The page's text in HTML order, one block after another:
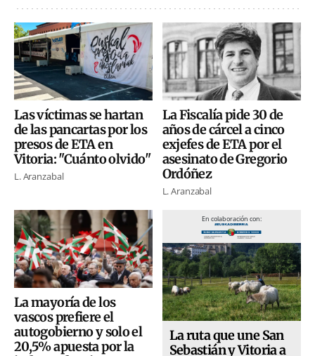
Las víctimas se hartan
de las pancartas por los
presos de ETA en
Vitoria: "Cuánto olvido"
L. Aranzabal
La Fiscalía pide 30 de
años de cárcel a cinco
exjefes de ETA por el
asesinato de Gregorio
Ordóñez
L. Aranzabal
La mayoría de los
vascos prefiere el
autogobierno y solo el
20,5% apuesta por la
En colaboración con:
La ruta que une San
Sebastián y Vitoria a